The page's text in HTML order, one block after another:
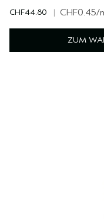
CHF44.80 | CHF0.45/
ZUM